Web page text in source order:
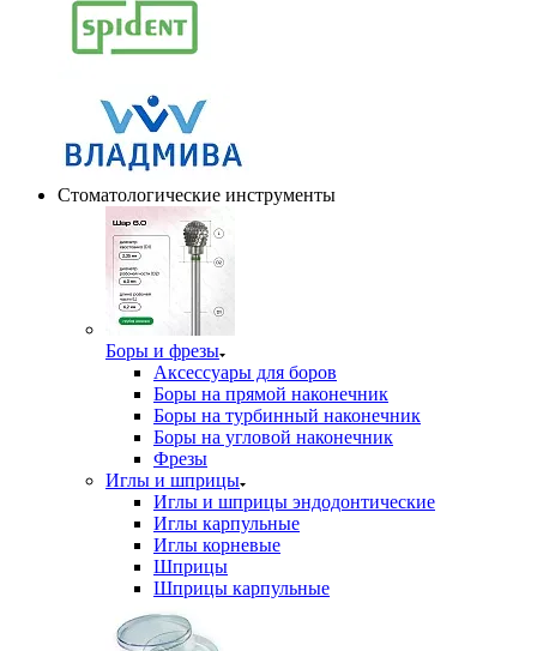
Стоматологические инструменты
Боры и фрезы
Аксессуары для боров
Боры на прямой наконечник
Боры на турбинный наконечник
Боры на угловой наконечник
Фрезы
Иглы и шприцы
Иглы и шприцы эндодонтические
Иглы карпульные
Иглы корневые
Шприцы
Шприцы карпульные